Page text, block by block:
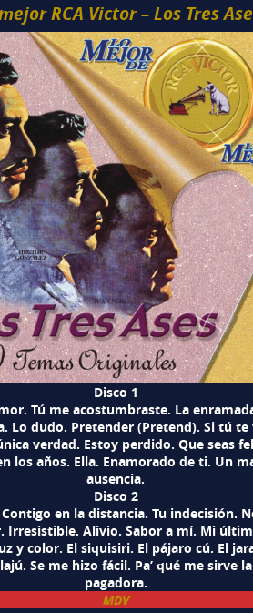
RCA Victor – Los Tres
Disco 1
Tú me acostumbraste. La
Lo dudo. Pretender (Pretend). Si tú te
verdad. Estoy perdido. Que seas
los años. Ella. Enamorado de ti. Un
ausencia.
Disco 2
en la distancia. Tu indecisión.
Irresistible. Alivio. Sabor a mí. Mi
y color. El siquisiri. El pájaro cú. El
Se me hizo fácil. Pa’ qué me sirve
pagadora.
MDV